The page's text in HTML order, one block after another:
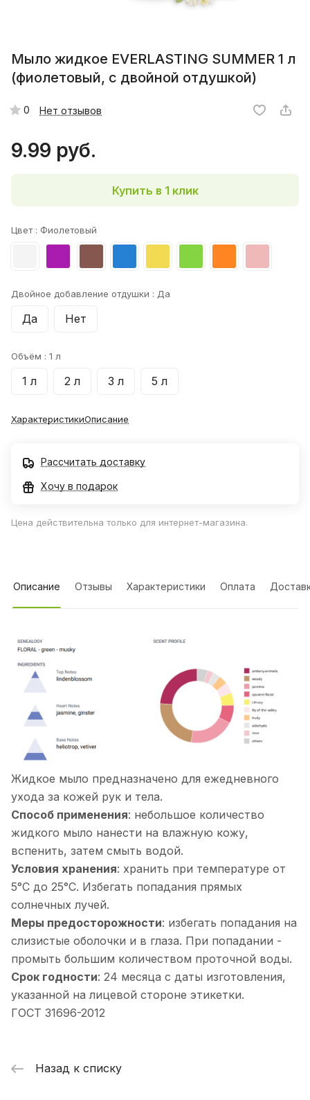
Мыло жидкое EVERLASTING SUMMER 1 л
(фиолетовый, с двойной отдушкой)
0 Нет отзывов
9.99 руб.
Купить в 1 клик
Цвет : Фиолетовый
Двойное добавление отдушки : Да
Да Нет
Объём : 1 л
1 л 2 л 3 л 5 л
ХарактеристикиОписание
Рассчитать доставку
Хочу в подарок
Цена действительна только для интернет-магазина.
Описание Отзывы Характеристики Оплата
Жидкое мыло предназначено для ежедневного
ухода за кожей рук и тела.
Способ применения: небольшое количество
жидкого мыло нанести на влажную кожу,
вспенить, затем смыть водой.
Условия хранения: хранить при температуре от
5°С до 25°С. Избегать попадания прямых
солнечных лучей.
Меры предосторожности: избегать попадания на
слизистые оболочки и в глаза. При попадании -
промыть большим количеством проточной воды.
Срок годности: 24 месяца с даты изготовления,
указанной на лицевой стороне этикетки.
ГОСТ 31696-2012
Назад к списку